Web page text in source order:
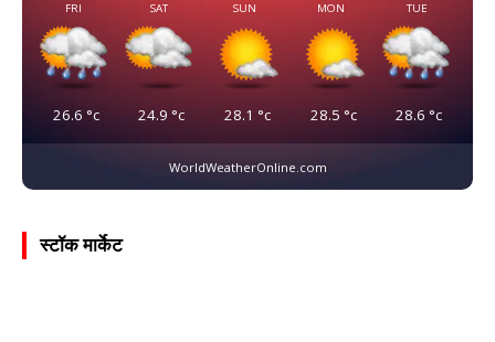
FRI
26.6 °c
SAT
24.9 °c
SUN
28.1 °c
MON
28.5 °c
TUE
28.6 °c
WorldWeatherOnline.com
स्टॉक मार्केट